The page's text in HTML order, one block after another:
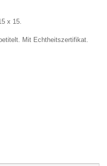
x 15.
Mit Echtheitszertifikat.